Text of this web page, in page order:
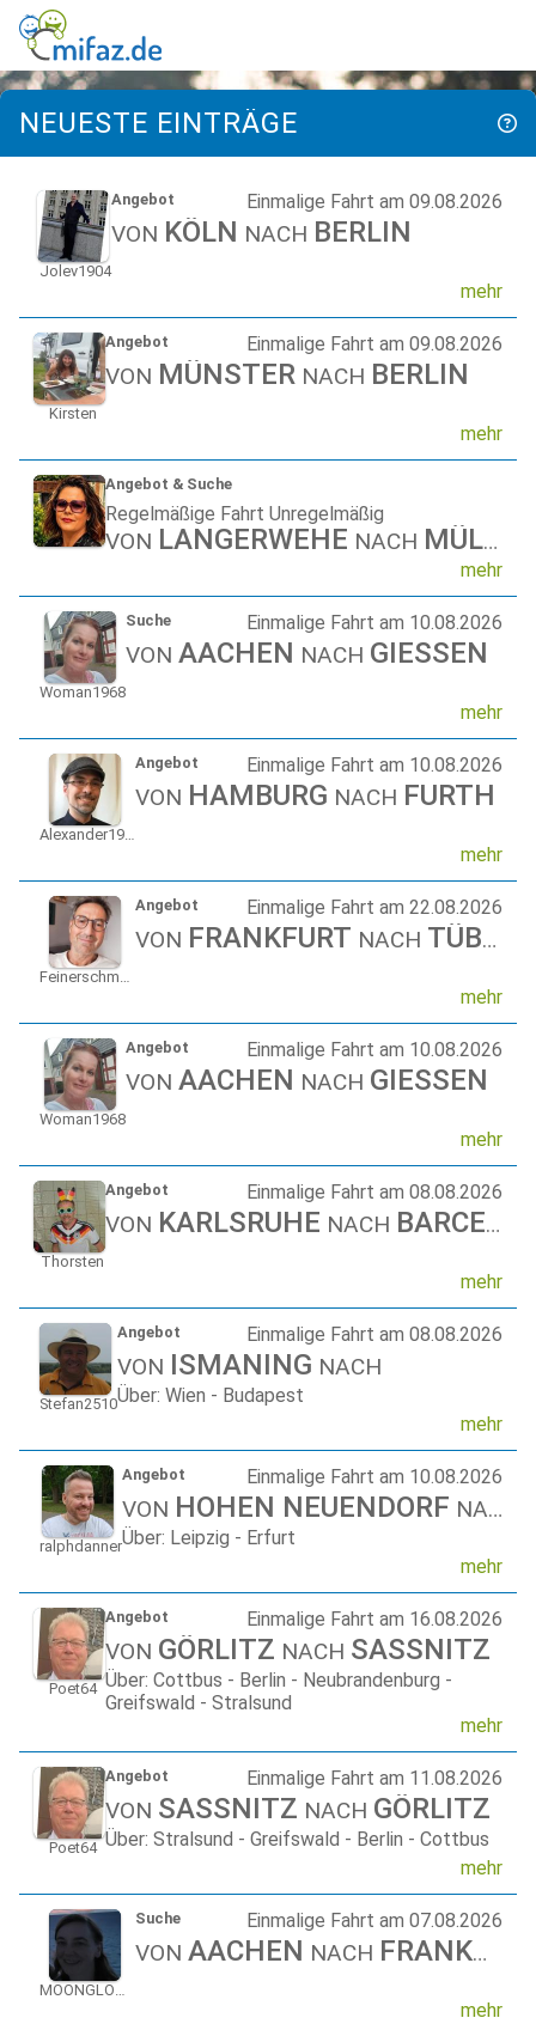
NEUESTE EINTRÄGE
Jolev1904
Angebot Einmalige Fahrt am 09.08.2026
VON KÖLN NACH BERLIN
mehr
Kirsten
Angebot Einmalige Fahrt am 09.08.2026
VON MÜNSTER NACH BERLIN
mehr
Angebot & Suche
Regelmäßige Fahrt Unregelmäßig
VON LANGERWEHE NACH MÜLHEIM
mehr
Woman1968
Suche Einmalige Fahrt am 10.08.2026
VON AACHEN NACH GIESSEN
mehr
Alexander1981
Angebot Einmalige Fahrt am 10.08.2026
VON HAMBURG NACH FURTH
mehr
Feinerschmecker
Angebot Einmalige Fahrt am 22.08.2026
VON FRANKFURT NACH TÜBINGEN
mehr
Woman1968
Angebot Einmalige Fahrt am 10.08.2026
VON AACHEN NACH GIESSEN
mehr
Thorsten
Angebot Einmalige Fahrt am 08.08.2026
VON KARLSRUHE NACH BARCELONA
mehr
Stefan2510
Angebot Einmalige Fahrt am 08.08.2026
VON ISMANING NACH
Über: Wien - Budapest
mehr
ralphdanner
Angebot Einmalige Fahrt am 10.08.2026
VON HOHEN NEUENDORF NACH
Über: Leipzig - Erfurt
mehr
Poet64
Angebot Einmalige Fahrt am 16.08.2026
VON GÖRLITZ NACH SASSNITZ
Über: Cottbus - Berlin - Neubrandenburg -
Greifswald - Stralsund
mehr
Poet64
Angebot Einmalige Fahrt am 11.08.2026
VON SASSNITZ NACH GÖRLITZ
Über: Stralsund - Greifswald - Berlin - Cottbus
mehr
MOONGLOWBLUE
Suche Einmalige Fahrt am 07.08.2026
VON AACHEN NACH FRANKFURT
mehr